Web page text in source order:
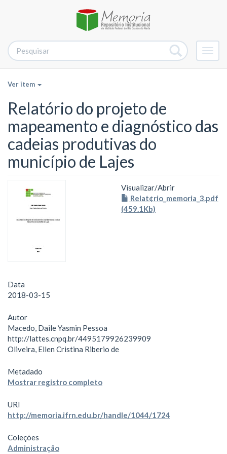
Ver item
Relatório do projeto de
mapeamento e diagnóstico das
cadeias produtivas do
município de Lajes
Visualizar/Abrir
Relat¢rio_memoria_3.pdf
(459.1Kb)
Data
2018-03-15
Autor
Macedo, Daile Yasmin Pessoa
http://lattes.cnpq.br/4495179926239909
Oliveira, Ellen Cristina Riberio de
Metadado
Mostrar registro completo
URI
http://memoria.ifrn.edu.br/handle/1044/1724
Coleções
Administração